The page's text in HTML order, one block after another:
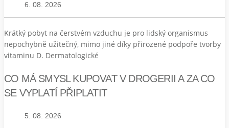
6. 08. 2026
Krátký pobyt na čerstvém vzduchu je pro lidský organismus
nepochybně užitečný, mimo jiné díky přirozené podpoře tvorby
vitaminu D. Dermatologické
CO MÁ SMYSL KUPOVAT V DROGERII A ZA CO
SE VYPLATÍ PŘIPLATIT
5. 08. 2026